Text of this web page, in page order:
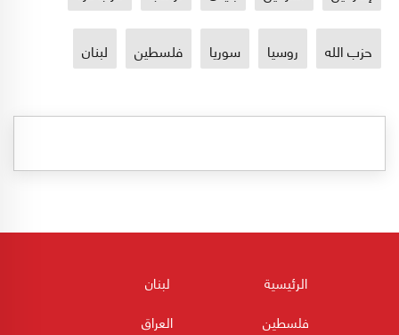
حزب الله روسيا سوريا فلسطين لبنان
الرئيسية
لبنان
فلسطين
العراق